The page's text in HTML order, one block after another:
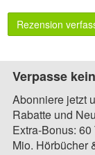
Rezension
Verpasse
Abonniere jetzt
Rabatte und
Extra-Bonus:
Mio. Hörbücher